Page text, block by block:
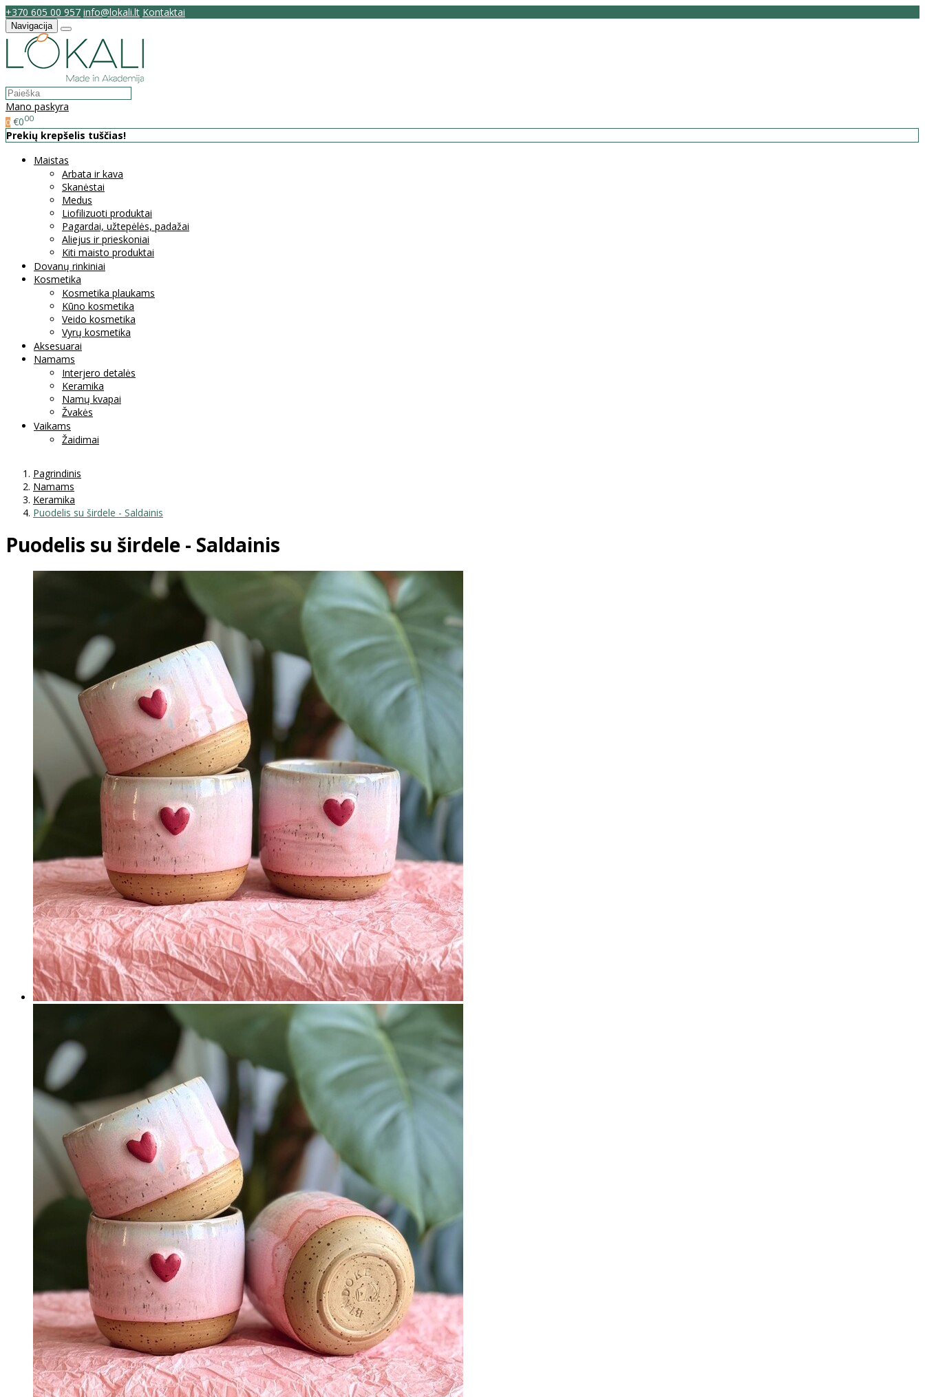
+370 605 00 957 info@lokali.lt Kontaktai
Navigacija
Mano paskyra
0 €000
Prekių krepšelis tuščias!
Maistas
Arbata ir kava
Skanėstai
Medus
Liofilizuoti produktai
Pagardai, užtepėlės, padažai
Aliejus ir prieskoniai
Kiti maisto produktai
Dovanų rinkiniai
Kosmetika
Kosmetika plaukams
Kūno kosmetika
Veido kosmetika
Vyrų kosmetika
Aksesuarai
Namams
Interjero detalės
Keramika
Namų kvapai
Žvakės
Vaikams
Žaidimai
Pagrindinis
Namams
Keramika
Puodelis su širdele - Saldainis
Puodelis su širdele - Saldainis